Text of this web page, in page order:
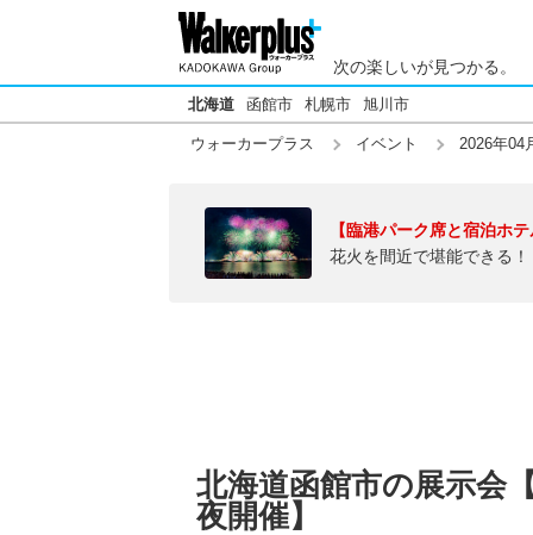
次の楽しいが見つかる。
北海道 函館市 札幌市 旭川市
ウォーカープラス イベント 2026年04
【臨港パーク席と宿泊ホ
花火を間近で堪能できる
北海道函館市の展示会
夜開催】